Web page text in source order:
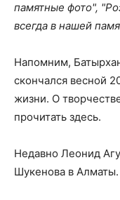
памятные фото",
всегда в нашей
Напомним,
скончался весной
жизни. О
прочитать здесь.
Недавно Леонид
Шукенова в Алматы.